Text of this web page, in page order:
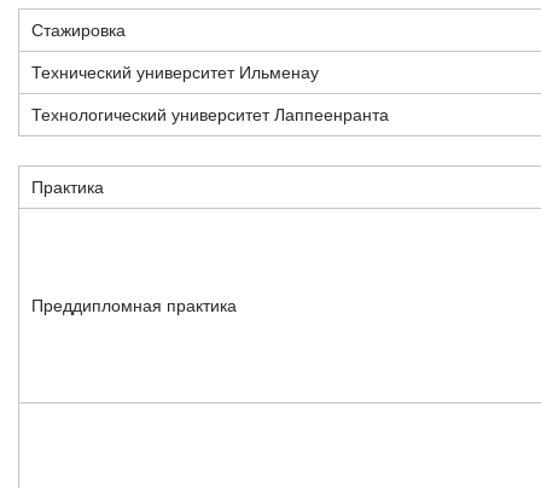
Стажировка
Технический университет Ильменау
Технологический университет Лаппеенранта
Практика
Преддипломная практика